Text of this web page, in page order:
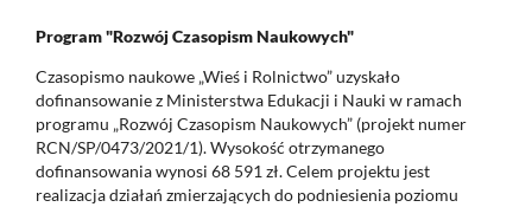
Program "Rozwój Czasopism Naukowych"
Czasopismo naukowe „Wieś i Rolnictwo” uzyskało
dofinansowanie z Ministerstwa Edukacji i Nauki w ramach
programu „Rozwój Czasopism Naukowych” (projekt numer
RCN/SP/0473/2021/1). Wysokość otrzymanego
dofinansowania wynosi 68 591 zł. Celem projektu jest
realizacja działań zmierzających do podniesienia poziomu